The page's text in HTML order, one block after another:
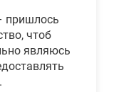
пришлось
чтоб
являюсь